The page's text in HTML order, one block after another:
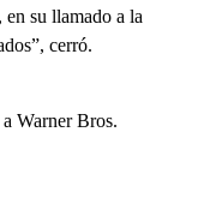
su llamado a la
cerró.
Warner Bros.